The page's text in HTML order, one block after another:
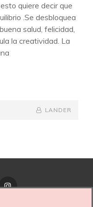
quiere decir que
.Se desbloquea
salud, felicidad,
la creatividad. La
BY
BYLINE
LANDER